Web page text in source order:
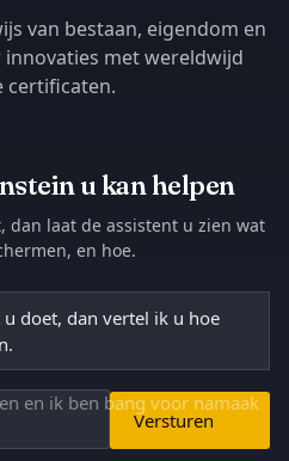
van bestaan, eigendom en
met wereldwijd
certificaten.
u kan helpen
dan laat de assistent u zien wat
en hoe.
doet, dan vertel ik u hoe
en ik ben bang voor namaak
Versturen